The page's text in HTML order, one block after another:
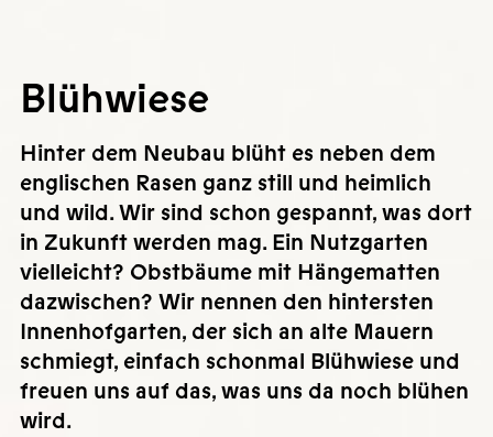
Blühwiese
Hinter dem Neubau blüht es neben dem
englischen Rasen ganz still und heimlich
und wild. Wir sind schon gespannt, was dort
in Zukunft werden mag. Ein Nutzgarten
vielleicht? Obstbäume mit Hängematten
dazwischen? Wir nennen den hintersten
Innenhofgarten, der sich an alte Mauern
schmiegt, einfach schonmal Blühwiese und
freuen uns auf das, was uns da noch blühen
wird.